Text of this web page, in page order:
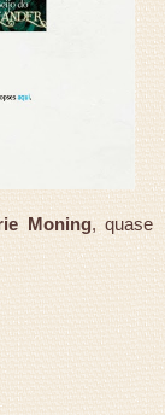
Moning, quase